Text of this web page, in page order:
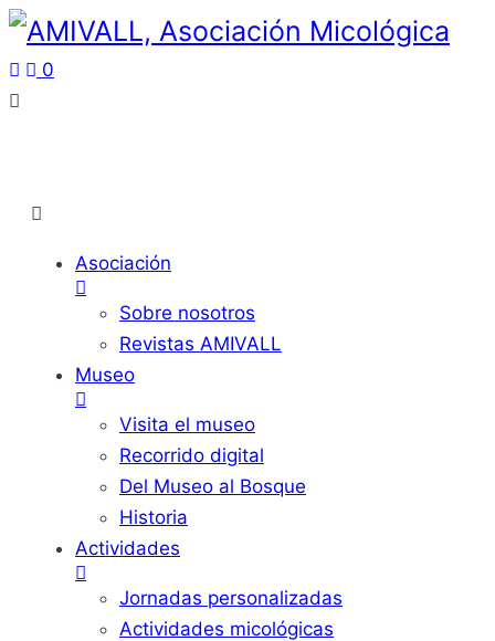
0
Asociación
Sobre nosotros
Revistas AMIVALL
Museo
Visita el museo
Recorrido digital
Del Museo al Bosque
Historia
Actividades
Jornadas personalizadas
Actividades micológicas